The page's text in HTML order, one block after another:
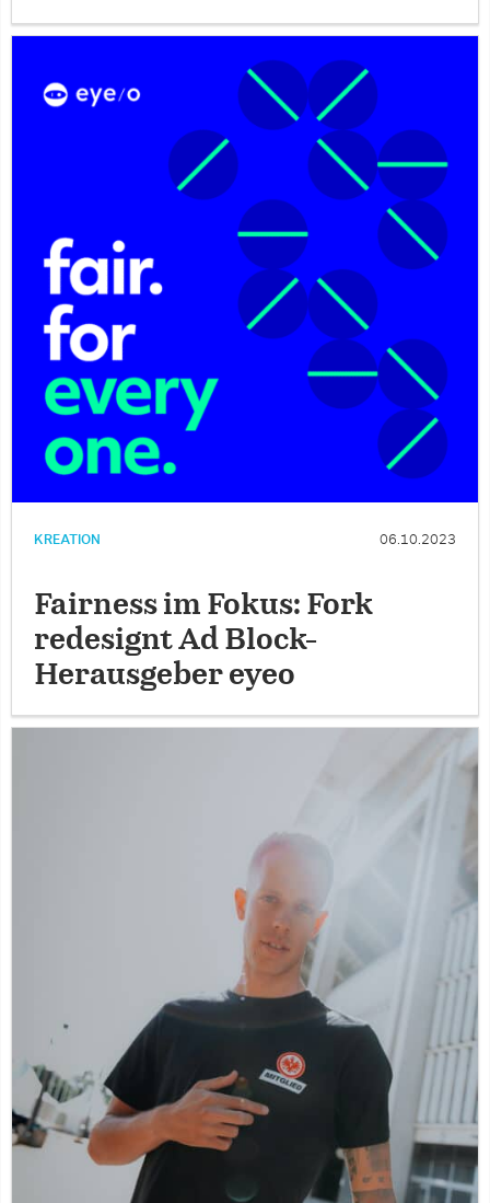
KREATION 06.10.2023
Fairness im Fokus: Fork
redesignt Ad Block-
Herausgeber eyeo